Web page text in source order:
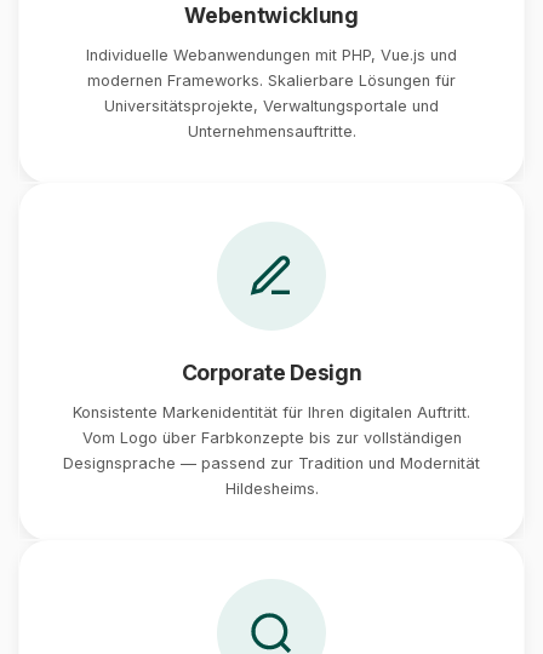
Webentwicklung
Individuelle Webanwendungen mit PHP, Vue.js und
modernen Frameworks. Skalierbare Lösungen für
Universitätsprojekte, Verwaltungsportale und
Unternehmensauftritte.
Corporate Design
Konsistente Markenidentität für Ihren digitalen Auftritt.
Vom Logo über Farbkonzepte bis zur vollständigen
Designsprache — passend zur Tradition und Modernität
Hildesheims.